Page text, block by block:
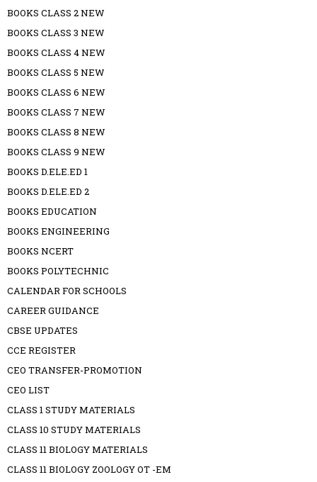
BOOKS CLASS 2 NEW
BOOKS CLASS 3 NEW
BOOKS CLASS 4 NEW
BOOKS CLASS 5 NEW
BOOKS CLASS 6 NEW
BOOKS CLASS 7 NEW
BOOKS CLASS 8 NEW
BOOKS CLASS 9 NEW
BOOKS D.ELE.ED 1
BOOKS D.ELE.ED 2
BOOKS EDUCATION
BOOKS ENGINEERING
BOOKS NCERT
BOOKS POLYTECHNIC
CALENDAR FOR SCHOOLS
CAREER GUIDANCE
CBSE UPDATES
CCE REGISTER
CEO TRANSFER-PROMOTION
CEO LIST
CLASS 1 STUDY MATERIALS
CLASS 10 STUDY MATERIALS
CLASS 11 BIOLOGY MATERIALS
CLASS 11 BIOLOGY ZOOLOGY OT -EM